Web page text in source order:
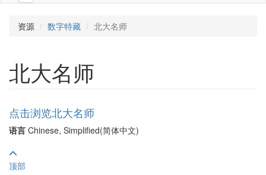
资源 数字特藏 北大名师
北大名师
点击浏览北大名师
语言 Chinese, Simplified(简体中文)
顶部